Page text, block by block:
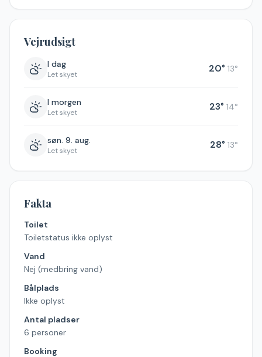
Vejrudsigt
I dag
Let skyet 20° 13°
I morgen
Let skyet 23° 14°
søn. 9. aug.
Let skyet 28° 13°
Fakta
Toilet
Toiletstatus ikke oplyst
Vand
Nej (medbring vand)
Bålplads
Ikke oplyst
Antal pladser
6 personer
Booking